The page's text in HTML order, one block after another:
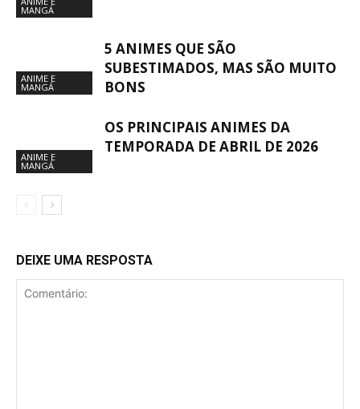
MANGÁ
ANIME E
MANGÁ
5 ANIMES QUE SÃO
SUBESTIMADOS, MAS SÃO MUITO
BONS
ANIME E
MANGÁ
OS PRINCIPAIS ANIMES DA
TEMPORADA DE ABRIL DE 2026
DEIXE UMA RESPOSTA